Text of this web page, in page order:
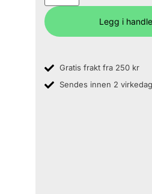
Legg i
Gratis frakt fra 250 kr
Sendes innen 2